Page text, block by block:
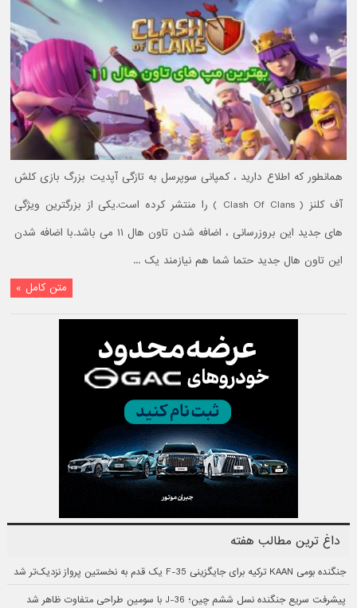
همانطور که اطلاع دارید ، کمپانی سوپرسل به تازگی آپدیت بزرگ بازی کلش
آف کلنز ( Clash Of Clans ) را منتشر کرده است.یکی از بزرگترین ویژگی
های جدید این بروزرسانی ، اضافه شدن تاون هال ۱۱ می باشد.با اضافه شدن
این تاون هال جدید حتما شما هم نیازمند یک ...
متن کامل »
داغ ترین مطالب هفته
جنگنده بومی KAAN ترکیه برای جایگزینی F-35 یک قدم به نخستین پرواز نزدیک‌تر شد
پیشرفت سریع جنگنده نسل ششم چین؛ J-36 با سومین طراحی متفاوت ظاهر شد